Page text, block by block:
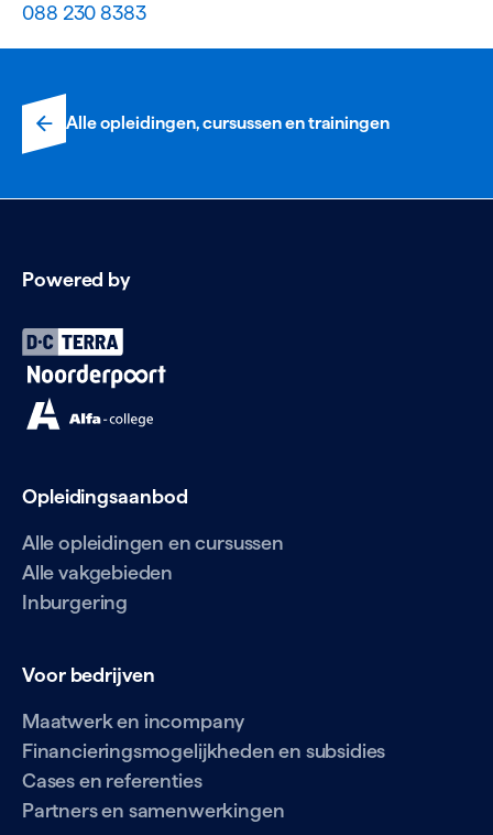
088 230 8383
Alle opleidingen, cursussen en trainingen
Powered by
Opleidingsaanbod
Alle opleidingen en cursussen
Alle vakgebieden
Inburgering
Voor bedrijven
Maatwerk en incompany
Financieringsmogelijkheden en subsidies
Cases en referenties
Partners en samenwerkingen